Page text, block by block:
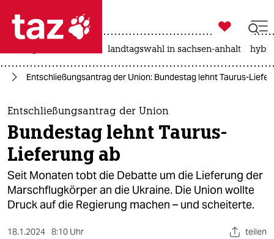
 taz zahl ich
taz zahl ich
themen
politik
öko
gesellschaft

taz zahl ich
landtagswahl in sachsen-anhalt
Entschließungsantrag der Union: Bundestag lehnt Taurus-
Entschließungsantrag der Union
Bundestag lehnt Taurus-
Lieferung ab
Seit Monaten tobt die Debatte um die Lieferung der
Marschflugkörper an die Ukraine. Die Union wollte
Druck auf die Regierung machen – und scheiterte.
18.1.2024 8:10 Uhr teilen